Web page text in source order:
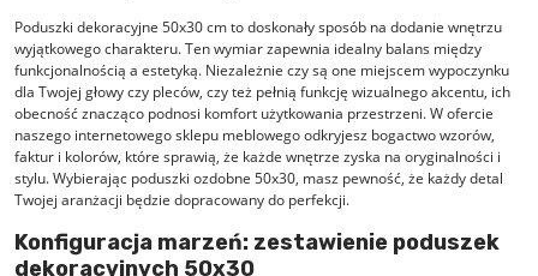
Poduszki dekoracyjne 50x30 cm to doskonały sposób na dodanie wnętrzu
wyjątkowego charakteru. Ten wymiar zapewnia idealny balans między
funkcjonalnością a estetyką. Niezależnie czy są one miejscem wypoczynku
dla Twojej głowy czy pleców, czy też pełnią funkcję wizualnego akcentu, ich
obecność znacząco podnosi komfort użytkowania przestrzeni. W ofercie
naszego internetowego sklepu meblowegoodkryjesz bogactwo wzorów,
faktur i kolorów, które sprawią, że każde wnętrze zyska na oryginalności i
stylu. Wybierając poduszki ozdobne 50x30, masz pewność, że każdy detal
Twojej aranżacji będzie dopracowany do perfekcji.
Konfiguracja marzeń: zestawienie poduszek
dekoracyjnych 50x30